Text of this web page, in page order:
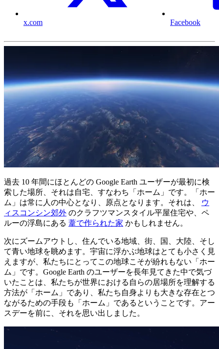
x.com Facebook
過去 10 年間にほとんどの Google Earth ユーザーが最初に検
索した場所、それは自宅、すなわち「ホーム」です。「ホー
ム」は常に人の中心となり、原点となります。それは、
ウ
ィスコンシン郊外 のクラフツマンスタイル平屋住宅や、ペ
ルーの浮島にある 葦で作られた家 かもしれません。
次にズームアウトし、住んでいる地域、街、国、大陸、そし
て青い地球を眺めます。宇宙に浮かぶ地球はとても小さく見
えますが、私たちにとってこの地球こそが紛れもない「ホー
ム」です。Google Earth のユーザーを長年見てきた中で気づ
いたことは、私たちが世界における自らの居場所を理解する
方法が「ホーム」であり、私たち自身よりも大きな存在とつ
ながるための手段も「ホーム」であるということです。アー
スデーを前に、それを思い出しました。